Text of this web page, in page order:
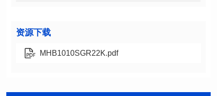
资源下载
MHB1010SGR22K.pdf